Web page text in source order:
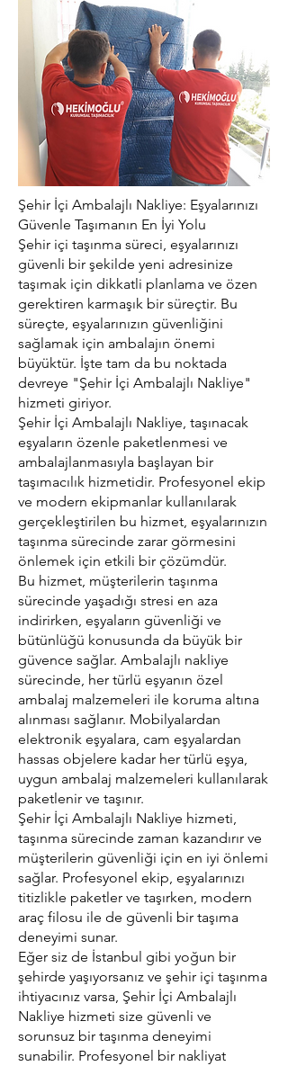
Şehir İçi Ambalajlı Nakliye: Eşyalarınızı
Güvenle Taşımanın En İyi Yolu
Şehir içi taşınma süreci, eşyalarınızı
güvenli bir şekilde yeni adresinize
taşımak için dikkatli planlama ve özen
gerektiren karmaşık bir süreçtir. Bu
süreçte, eşyalarınızın güvenliğini
sağlamak için ambalajın önemi
büyüktür. İşte tam da bu noktada
devreye "Şehir İçi Ambalajlı Nakliye"
hizmeti giriyor.
Şehir İçi Ambalajlı Nakliye, taşınacak
eşyaların özenle paketlenmesi ve
ambalajlanmasıyla başlayan bir
taşımacılık hizmetidir. Profesyonel ekip
ve modern ekipmanlar kullanılarak
gerçekleştirilen bu hizmet, eşyalarınızın
taşınma sürecinde zarar görmesini
önlemek için etkili bir çözümdür.
Bu hizmet, müşterilerin taşınma
sürecinde yaşadığı stresi en aza
indirirken, eşyaların güvenliği ve
bütünlüğü konusunda da büyük bir
güvence sağlar. Ambalajlı nakliye
sürecinde, her türlü eşyanın özel
ambalaj malzemeleri ile koruma altına
alınması sağlanır. Mobilyalardan
elektronik eşyalara, cam eşyalardan
hassas objelere kadar her türlü eşya,
uygun ambalaj malzemeleri kullanılarak
paketlenir ve taşınır.
Şehir İçi Ambalajlı Nakliye hizmeti,
taşınma sürecinde zaman kazandırır ve
müşterilerin güvenliği için en iyi önlemi
sağlar. Profesyonel ekip, eşyalarınızı
titizlikle paketler ve taşırken, modern
araç filosu ile de güvenli bir taşıma
deneyimi sunar.
Eğer siz de İstanbul gibi yoğun bir
şehirde yaşıyorsanız ve şehir içi taşınma
ihtiyacınız varsa, Şehir İçi Ambalajlı
Nakliye hizmeti size güvenli ve
sorunsuz bir taşınma deneyimi
sunabilir. Profesyonel bir nakliyat